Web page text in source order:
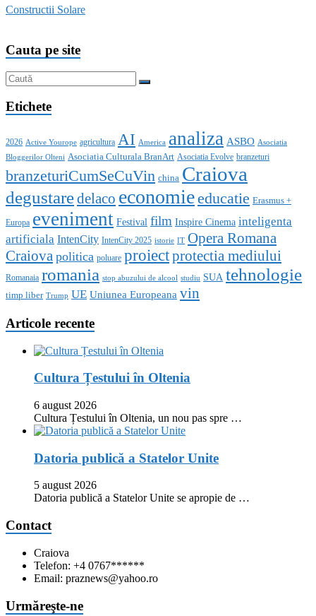
Constructii Solare
Cauta pe site
Etichete
2026 Active Yourope agricultura AI America analiza ASBO Asociatia
Bloggerilor Olteni Asociatia Culturala BranArt Asociatia Evolve branzeturi
branzeturiCumSeCuVin china Craiova
degustaredelaco economieeducatie Erasmus +
Europa eveniment Festival film Inspire Cinema inteligenta
artificiala IntenCity IntenCity 2025 istorie IT Opera Romana
Craiova politica poluare proiectprotectia mediului
Romanaia romania stop abuzului de alcool studiu SUA tehnologie
timp liber Trump UE Uniunea Europeana vin
Articole recente
Cultura Țestului în Oltenia
6 august 2026
Cultura Țestului în Oltenia, un nou pas spre …
Datoria publică a Statelor Unite
5 august 2026
Datoria publică a Statelor Unite se apropie de …
Contact
Craiova
Telefon: +4 0767******
Email: praznews@yahoo.ro
Urmăreşte-ne